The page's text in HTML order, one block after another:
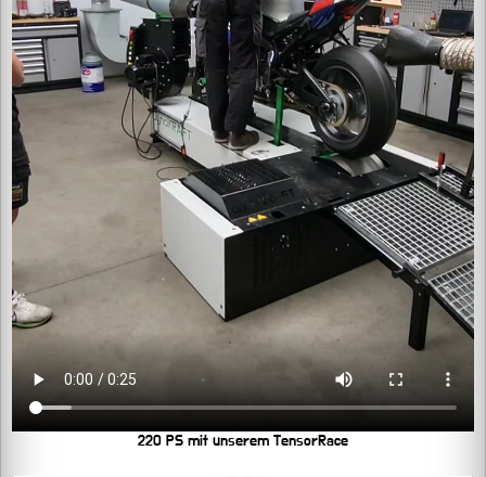
220 PS mit unserem TensorRace